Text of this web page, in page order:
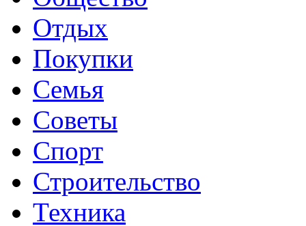
Отдых
Покупки
Семья
Советы
Спорт
Строительство
Техника